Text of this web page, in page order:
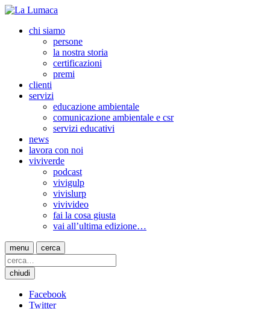
chi siamo
persone
la nostra storia
certificazioni
premi
clienti
servizi
educazione ambientale
comunicazione ambientale e csr
servizi educativi
news
lavora con noi
viviverde
podcast
vivigulp
vivislurp
vivivideo
fai la cosa giusta
vai all’ultima edizione…
menu cerca
chiudi
Facebook
Twitter